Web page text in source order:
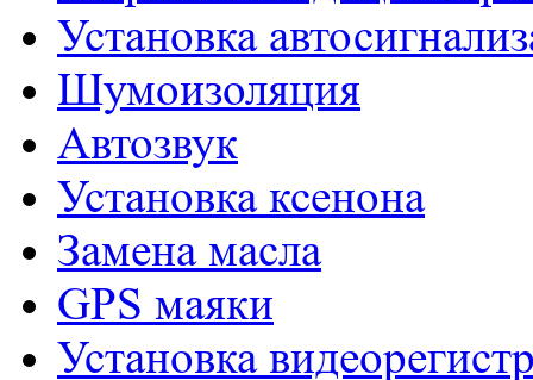
Установка
Шумоизоляция
Aвтозвук
Установка ксенона
Замена масла
GPS маяки
Установка